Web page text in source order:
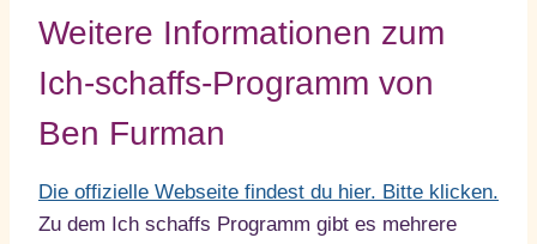
Weitere Informationen zum
Ich-schaffs-Programm von
Ben Furman
Die offizielle Webseite findest du hier. Bitte klicken.
Zu dem Ich schaffs Programm gibt es mehrere